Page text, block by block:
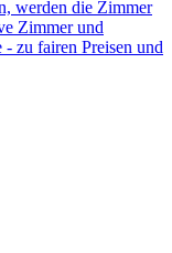
werden die Zimmer
Zimmer und
- zu fairen Preisen und